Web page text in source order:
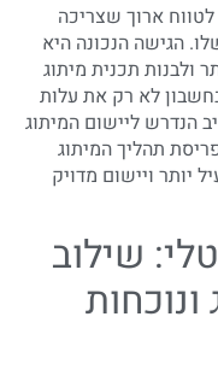
ארוך שצריכה
הגישה הנכונה היא
ולבנות תכנית מיתוג
לא רק את עלות
הנדרש ליישום המיתוג
תהליך המיתוג
יותר ויישום מדויק
שילוב